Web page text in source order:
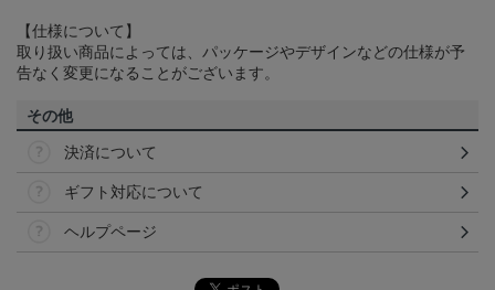
【仕様について】
取り扱い商品によっては、パッケージやデザインなどの仕様が予
告なく変更になることがございます。
その他
決済について
ギフト対応について
ヘルプページ